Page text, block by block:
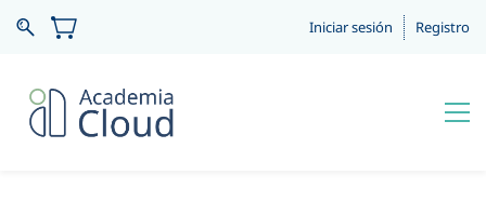
Iniciar sesión Registro